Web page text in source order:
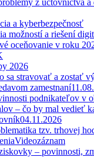
a kyberbezpečnosť
možností a riešení
oceňovanie v roku
2026
sa stravovať a zostať
zamestnaní
podnikateľov v
– čo by mal vedieť
04.11.2026
tzv. trhovej
Videozáznam
– povinnosti,